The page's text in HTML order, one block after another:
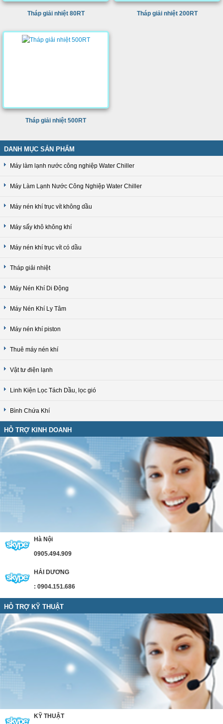
Tháp giải nhiệt 80RT Tháp giải nhiệt 200RT
Tháp giải nhiệt 500RT
DANH MỤC SẢN PHẨM
Máy làm lạnh nước công nghiệp Water Chiller
Máy Làm Lạnh Nước Công Nghiệp Water Chiller
Máy nén khí trục vít không dầu
Máy sấy khô không khí
Máy nén khí trục vít có dầu
Tháp giải nhiệt
Máy Nén Khí Di Động
Máy Nén Khí Ly Tâm
Máy nén khí piston
Thuê máy nén khí
Vật tư điện lạnh
Linh Kiện Lọc Tách Dầu, lọc gió
Bình Chứa Khí
HỖ TRỢ KINH DOANH
Hà Nội
0905.494.909
HẢI DƯƠNG
: 0904.151.686
HỖ TRỢ KỸ THUẬT
KỸ THUẬT